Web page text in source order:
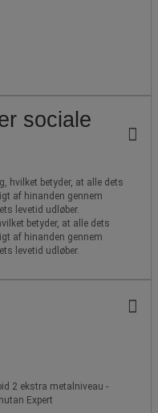
sociale
hvilket betyder, at alle dets
af hinanden gennem
levetid udløber.
betyder, at alle dets
af hinanden gennem
levetid udløber.
2 ekstra metalniveau -
Expert